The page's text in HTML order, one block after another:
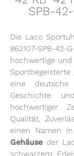
SPB-
Die Laco
862107-SPB-
hochwertige
eine
Geschichte
hochwertiger
Qualität,
einen Namen
Gehäuse der
schwarzem